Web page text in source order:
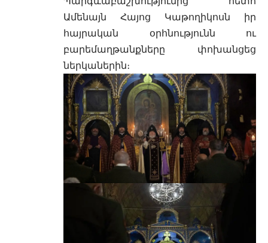
Ամենայն Հայոց Կաթողիկոսն իր
հայրական օրհնությունն ու
բարեմաղթանքները փոխանցեց
ներկաներին։